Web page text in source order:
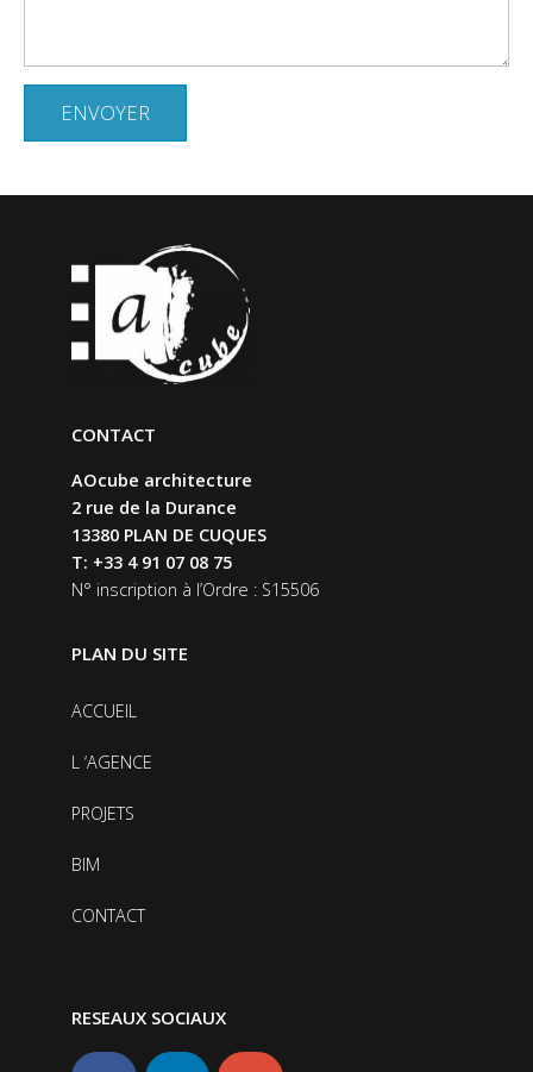
CONTACT
AOcube architecture
2 rue de la Durance
13380 PLAN DE CUQUES
T: +33 4 91 07 08 75
N° inscription à l’Ordre : S15506
PLAN DU SITE
ACCUEIL
L ‘AGENCE
PROJETS
BIM
CONTACT
RESEAUX SOCIAUX